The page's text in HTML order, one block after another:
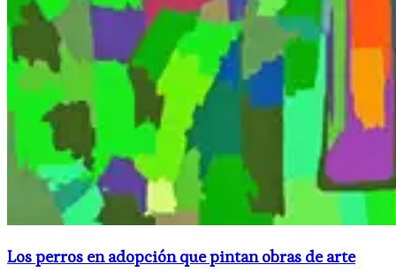
Los perros en adopción que pintan obras de arte